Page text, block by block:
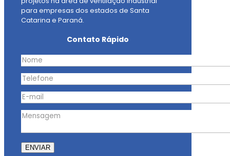
para empresas dos estados de Santa
Catarina e Paraná.
Contato Rápido